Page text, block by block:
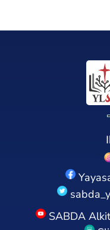
SABDA